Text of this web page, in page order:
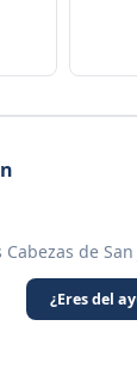
Cabezas de
¿Eres del